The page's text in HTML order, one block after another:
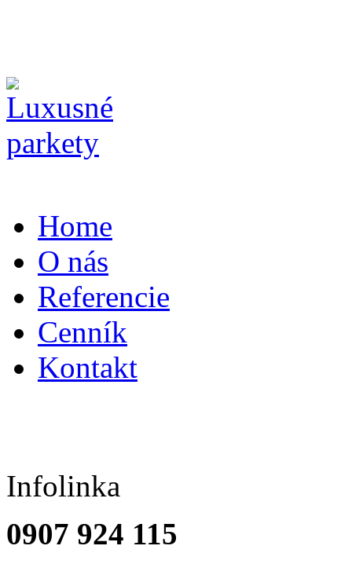
Home
O nás
Referencie
Cenník
Kontakt
Infolinka
0907 924 115